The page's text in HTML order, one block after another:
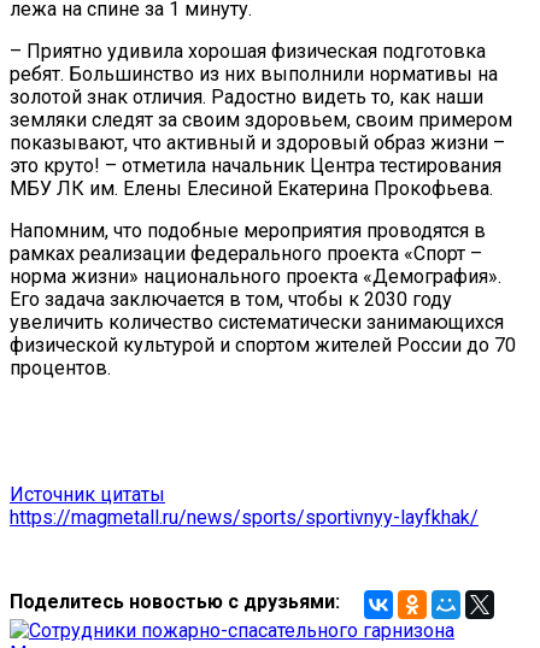
лежа на спине за 1 минуту.
– Приятно удивила хорошая физическая подготовка
ребят. Большинство из них выполнили нормативы на
золотой знак отличия. Радостно видеть то, как наши
земляки следят за своим здоровьем, своим примером
показывают, что активный и здоровый образ жизни –
это круто! – отметила начальник Центра тестирования
МБУ ЛК им. Елены Елесиной Екатерина Прокофьева.
Напомним, что подобные мероприятия проводятся в
рамках реализации федерального проекта «Спорт –
норма жизни» национального проекта «Демография».
Его задача заключается в том, чтобы к 2030 году
увеличить количество систематически занимающихся
физической культурой и спортом жителей России до 70
процентов.
Источник цитаты
https://magmetall.ru/news/sports/sportivnyy-layfkhak/
Поделитесь новостью с друзьями: